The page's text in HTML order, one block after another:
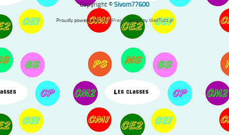
Copyright © Sivom77600
Proudly powered byWordPress. Design byWebTuts.pl